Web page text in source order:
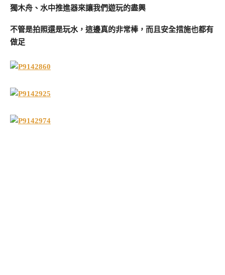
獨木舟、水中推進器來讓我們遊玩的盡興
不管是拍照還是玩水，這邊真的非常棒，而且安全措施也都有
做足